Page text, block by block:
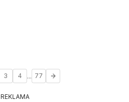
3 4 ... 77
REKLAMA